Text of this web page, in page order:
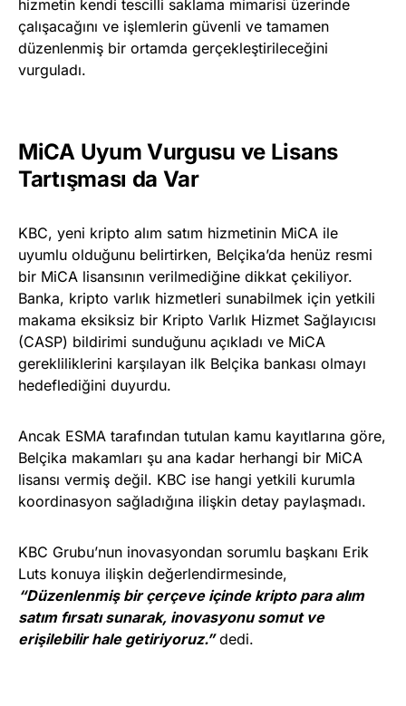
hizmetin kendi tescilli saklama mimarisi üzerinde
çalışacağını ve işlemlerin güvenli ve tamamen
düzenlenmiş bir ortamda gerçekleştirileceğini
vurguladı.
MiCA Uyum Vurgusu ve Lisans
Tartışması da Var
KBC, yeni kripto alım satım hizmetinin MiCA ile
uyumlu olduğunu belirtirken, Belçika’da henüz resmi
bir MiCA lisansının verilmediğine dikkat çekiliyor.
Banka, kripto varlık hizmetleri sunabilmek için yetkili
makama eksiksiz bir Kripto Varlık Hizmet Sağlayıcısı
(CASP) bildirimi sunduğunu açıkladı ve MiCA
gerekliliklerini karşılayan ilk Belçika bankası olmayı
hedeflediğini duyurdu.
Ancak ESMA tarafından tutulan kamu kayıtlarına göre,
Belçika makamları şu ana kadar herhangi bir MiCA
lisansı vermiş değil. KBC ise hangi yetkili kurumla
koordinasyon sağladığına ilişkin detay paylaşmadı.
KBC Grubu’nun inovasyondan sorumlu başkanı Erik
Luts konuya ilişkin değerlendirmesinde,
“Düzenlenmiş bir çerçeve içinde kripto para alım
satım fırsatı sunarak, inovasyonu somut ve
erişilebilir hale getiriyoruz.”dedi.